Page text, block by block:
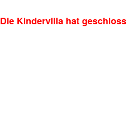
Die Kindervilla hat